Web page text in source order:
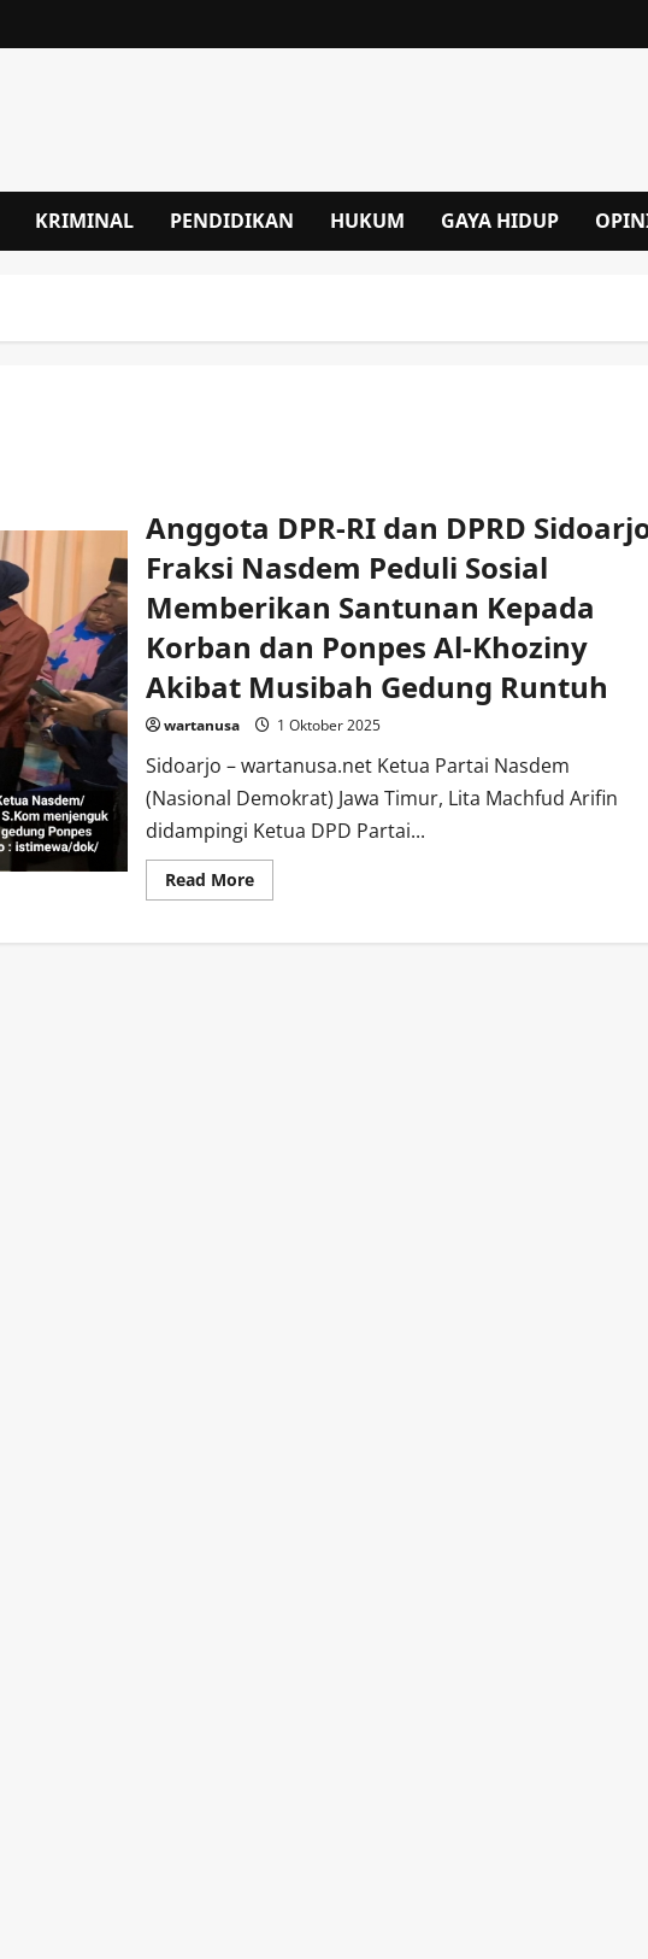
KRIMINAL PENDIDIKAN HUKUM GAYA HIDUP
Anggota DPR-RI dan DPRD
Fraksi Nasdem Peduli Sosial
Memberikan Santunan Kepada
Korban dan Ponpes Al-Khoziny
Akibat Musibah Gedung Runtuh
wartanusa 1 Oktober 2025
Sidoarjo – wartanusa.net Ketua Partai Nasdem
(Nasional Demokrat) Jawa Timur, Lita Machfud Arifin
didampingi Ketua DPD Partai...
Read MoreRead
more
DPR-